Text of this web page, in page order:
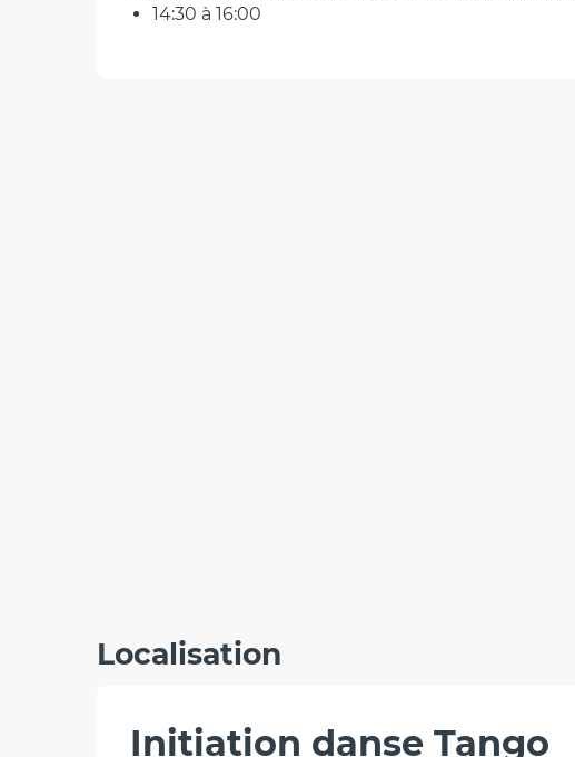
14:30 à 16:00
Localisation
Initiation danse Tango